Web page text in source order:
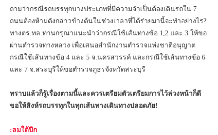
ถามว่ากรณีรถบรรทุกบางประเภทที่มีความจำเป็นต้องเดินรถใน 7
ถนนต้องห้ามดังกล่าวข้างต้นในช่วงเวลาที่ได้ร่ายมานี้จะทำอย่างไร?
ทางตร.ทล.ท่านกรุณาแนะนำว่ากรณีใช้เส้นทางข้อ 1,2 และ 3 ให้ขอ
ผ่านตำรวจทางหลวง เพื่อเสนอสำนักงานตำรวจแห่งชาติอนุญาต
กรณีใช้เส้นทางข้อ 4 และ 5 จ.นครสวรรค์ และกรณีใช้เส้นทางข้อ 6
และ 7 จ.สระบุรีให้ขอตำรวจภูธรจังหวัดสระบุรี
ทราบแล้วก็รู้เรื่องตามนี้และควรเตรียมตัวเตรียมการไว้ล่วงหน้าก็ดี
ขอให้สิงห์รถบรรทุกในทุกเส้นทางเดินทางปลอดภัย!
:ลมใต้ปีก